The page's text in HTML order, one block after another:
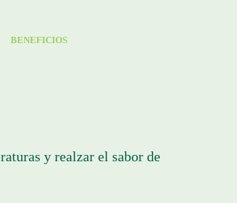
BENEFICIOS
y realzar el sabor de